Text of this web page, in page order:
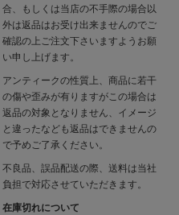
合、もしくは当店の不手際の場合以
外は返品はお受け出来ませんのでご
確認の上ご注文下さいますようお願
い申し上げます。
アンティークの性質上、商品に若干
の傷や歪みが有りますがこの場合は
返品の対象となりません、イメージ
と違ったなども返品はできませんの
で予めご了承ください。
不良品、誤品配送の際、送料は当社
負担で対応させていただきます。
在庫切れについて